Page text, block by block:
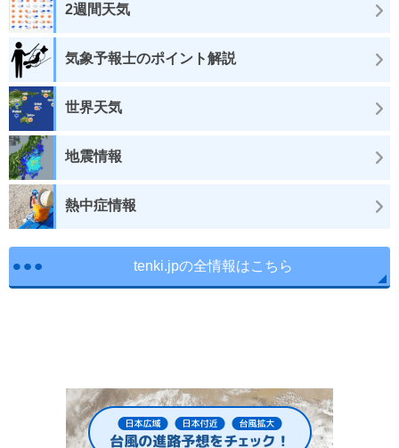
2週間天気
気象予報士のポイント解説
世界天気
地震情報
熱中症情報
tenki.jpの全情報はこちら